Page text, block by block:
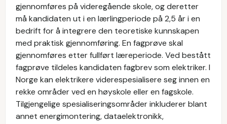
gjennomføres på videregående skole, og deretter
må kandidaten ut i en lærlingperiode på 2,5 år i en
bedrift for å integrere den teoretiske kunnskapen
med praktisk gjennomføring. En fagprøve skal
gjennomføres etter fullført læreperiode. Ved bestått
fagprøve tildeles kandidaten fagbrev som elektriker. I
Norge kan elektrikere viderespesialisere seg innen en
rekke områder ved en høyskole eller en fagskole.
Tilgjengelige spesialiseringsområder inkluderer blant
annet energimontering, dataelektronikk,